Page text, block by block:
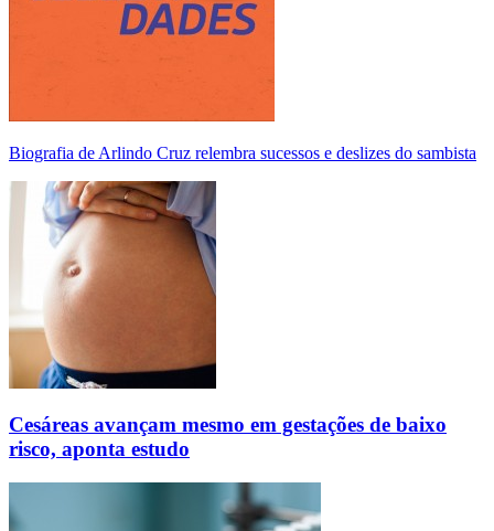
Biografia de Arlindo Cruz relembra sucessos e deslizes do sambista
Cesáreas avançam mesmo em gestações de baixo
risco, aponta estudo